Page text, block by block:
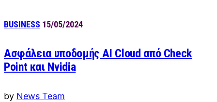
BUSINESS 15/05/2024
Ασφάλεια υποδομής AI Cloud από Check
Point και Nvidia
by News Team